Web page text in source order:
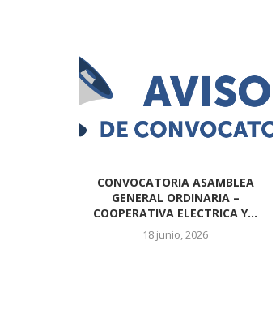
CONVOCATORIA ASAMBLEA
GENERAL ORDINARIA –
COOPERATIVA ELECTRICA Y...
18 junio, 2026